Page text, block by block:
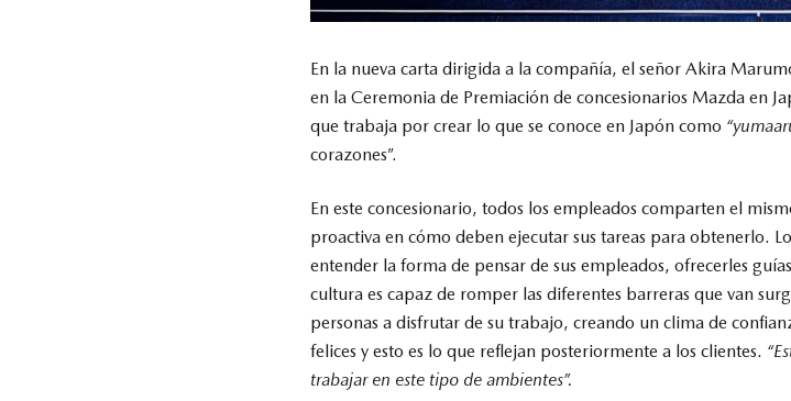
En la nueva carta dirigida a la compañía, el señor Akira
en la Ceremonia de Premiación de concesionarios Mazda en
que trabaja por crear lo que se conoce en Japón como
corazones”.
En este concesionario, todos los empleados comparten el
proactiva en cómo deben ejecutar sus tareas para obtenerlo.
entender la forma de pensar de sus empleados, ofrecerles
cultura es capaz de romper las diferentes barreras que van
personas a disfrutar de su trabajo, creando un clima de
felices y esto es lo que reflejan posteriormente a los clientes.
trabajar en este tipo de ambientes”.